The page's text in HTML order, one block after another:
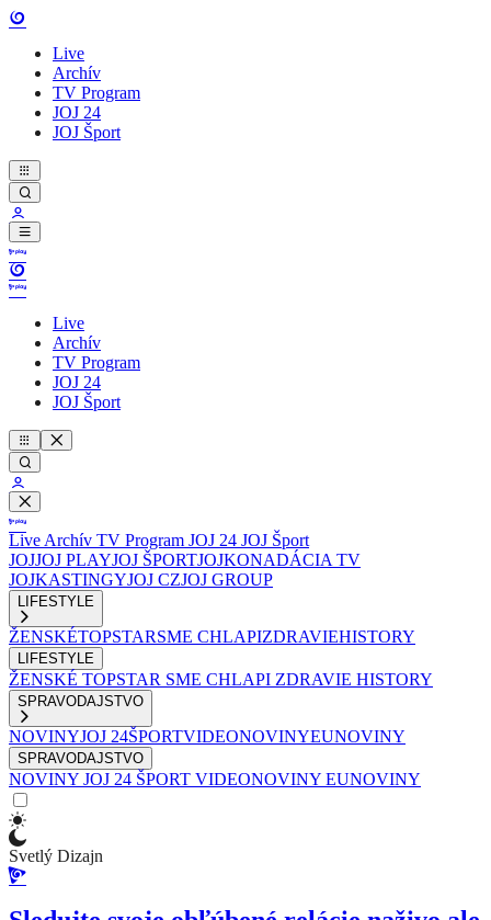
Live
Archív
TV Program
JOJ 24
JOJ Šport
Live
Archív
TV Program
JOJ 24
JOJ Šport
Live Archív TV Program JOJ 24 JOJ Šport
JOJJOJ PLAYJOJ ŠPORTJOJKONADÁCIA TV
JOJKASTINGYJOJ CZJOJ GROUP
LIFESTYLE
ŽENSKÉTOPSTARSME CHLAPIZDRAVIEHISTORY
LIFESTYLE
ŽENSKÉ TOPSTAR SME CHLAPI ZDRAVIE HISTORY
SPRAVODAJSTVO
NOVINYJOJ 24ŠPORTVIDEONOVINYEUNOVINY
SPRAVODAJSTVO
NOVINY JOJ 24 ŠPORT VIDEONOVINY EUNOVINY
Svetlý Dizajn